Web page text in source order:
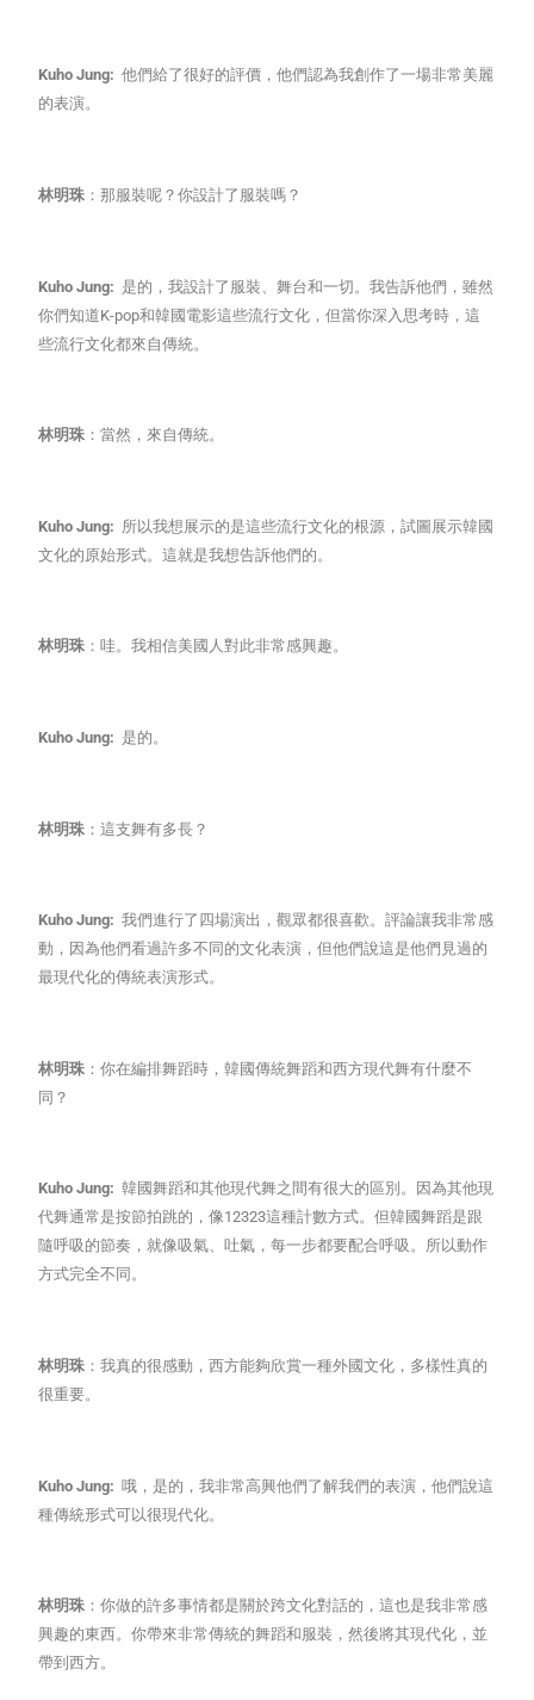
Kuho Jung: 他們給了很好的評價，他們認為我創作了一場非常美麗
的表演。
林明珠 ：那服裝呢？你設計了服裝嗎？
Kuho Jung: 是的，我設計了服裝、舞台和一切。我告訴他們，雖然
你們知道K-pop和韓國電影這些流行文化，但當你深入思考時，這
些流行文化都來自傳統。
林明珠 ：當然，來自傳統。
Kuho Jung: 所以我想展示的是這些流行文化的根源，試圖展示韓國
文化的原始形式。這就是我想告訴他們的。
林明珠 ：哇。我相信美國人對此非常感興趣。
Kuho Jung: 是的。
林明珠 ：這支舞有多長？
Kuho Jung: 我們進行了四場演出，觀眾都很喜歡。評論讓我非常感
動，因為他們看過許多不同的文化表演，但他們說這是他們見過的
最現代化的傳統表演形式。
林明珠 ：你在編排舞蹈時，韓國傳統舞蹈和西方現代舞有什麼不
同？
Kuho Jung: 韓國舞蹈和其他現代舞之間有很大的區別。因為其他現
代舞通常是按節拍跳的，像12323這種計數方式。但韓國舞蹈是跟
隨呼吸的節奏，就像吸氣、吐氣，每一步都要配合呼吸。所以動作
方式完全不同。
林明珠 ：我真的很感動，西方能夠欣賞一種外國文化，多樣性真的
很重要。
Kuho Jung: 哦，是的，我非常高興他們了解我們的表演，他們說這
種傳統形式可以很現代化。
林明珠 ：你做的許多事情都是關於跨文化對話的，這也是我非常感
興趣的東西。你帶來非常傳統的舞蹈和服裝，然後將其現代化，並
帶到西方。